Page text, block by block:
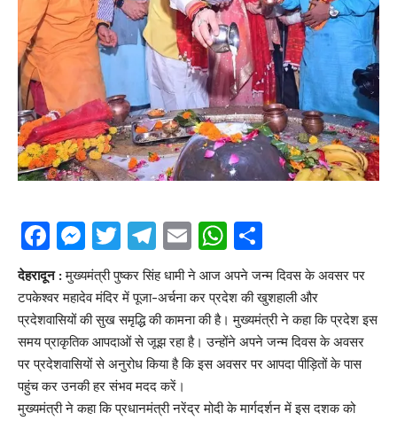
Facebook
Messenger
Twitter
Telegram
EmailWhatsApp
देहरादून :मुख्यमंत्री पुष्कर सिंह धामी ने आज अपने जन्म दिवस के अवसर पर
टपकेश्वर महादेव मंदिर में पूजा-अर्चना कर प्रदेश की खुशहाली और
प्रदेशवासियों की सुख समृद्धि की कामना की है। मुख्यमंत्री ने कहा कि प्रदेश इस
समय प्राकृतिक आपदाओं से जूझ रहा है। उन्होंने अपने जन्म दिवस के अवसर
पर प्रदेशवासियों से अनुरोध किया है कि इस अवसर पर आपदा पीड़ितों के पास
पहुंच कर उनकी हर संभव मदद करें।
मुख्यमंत्री ने कहा कि प्रधानमंत्री नरेंद्र मोदी के मार्गदर्शन में इस दशक को